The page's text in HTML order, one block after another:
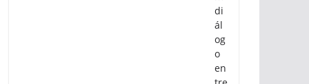
di
ál
og
o
en